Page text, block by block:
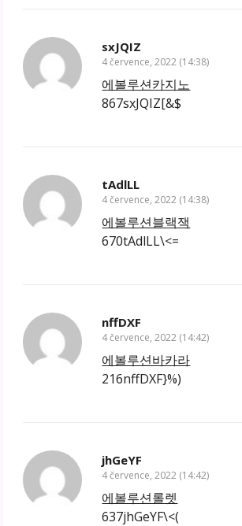
sxJQIZ
4 července, 2022 (14:38)
에볼루션카지노
867sxJQIZ[&$
tAdlLL
4 července, 2022 (14:38)
에볼루션블랙잭
670tAdlLL\<=
nffDXF
4 července, 2022 (14:42)
에볼루션바카라
216nffDXF}%)
jhGeYF
4 července, 2022 (14:42)
에볼루션롤렛
637jhGeYF\<(